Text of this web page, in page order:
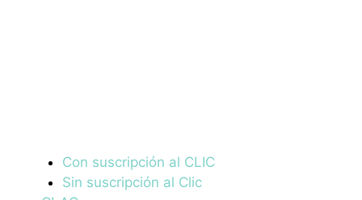
Con suscripción al CLIC
Sin suscripción al Clic